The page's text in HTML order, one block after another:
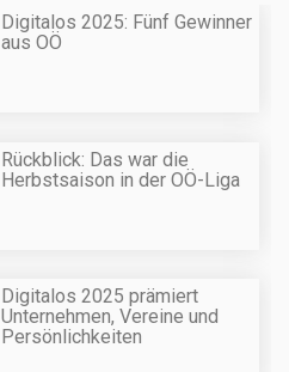
Digitalos 2025: Fünf Gewinner
aus OÖ
Rückblick: Das war die
Herbstsaison in der OÖ-Liga
Digitalos 2025 prämiert
Unternehmen, Vereine und
Persönlichkeiten